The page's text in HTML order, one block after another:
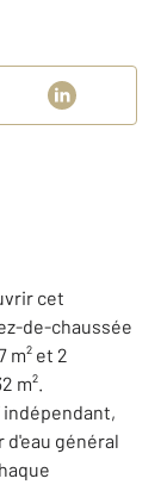
cet
de-chaussée
m² et 2
m².
indépendant,
d'eau général